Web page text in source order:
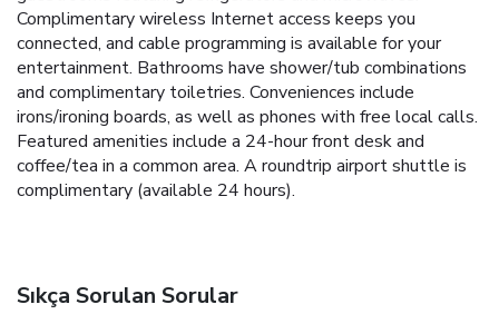
Complimentary wireless Internet access keeps you
connected, and cable programming is available for your
entertainment. Bathrooms have shower/tub combinations
and complimentary toiletries. Conveniences include
irons/ironing boards, as well as phones with free local calls.
Featured amenities include a 24-hour front desk and
coffee/tea in a common area. A roundtrip airport shuttle is
complimentary (available 24 hours).
Sıkça Sorulan Sorular